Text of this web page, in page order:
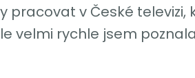
pracovat v České televizi,
velmi rychle jsem